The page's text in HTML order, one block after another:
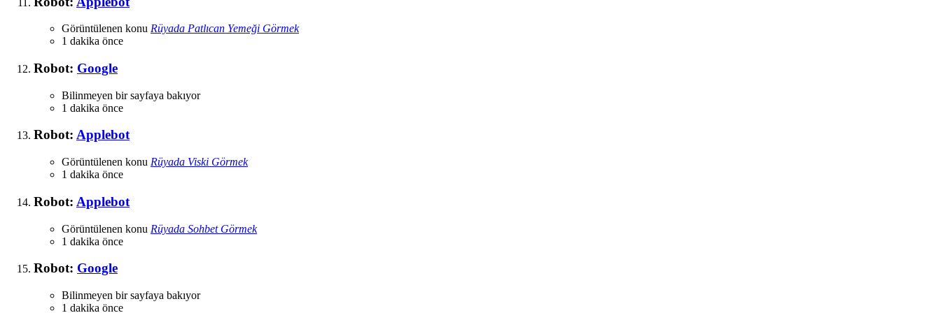
Görüntülenen konu Rüyada Patlıcan Yemeği Görmek
1 dakika önce
Robot: Google
Bilinmeyen bir sayfaya bakıyor
1 dakika önce
Robot: Applebot
Görüntülenen konu Rüyada Viski Görmek
1 dakika önce
Robot: Applebot
Görüntülenen konu Rüyada Sohbet Görmek
1 dakika önce
Robot: Google
Bilinmeyen bir sayfaya bakıyor
1 dakika önce